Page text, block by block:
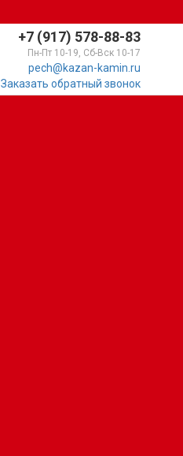
+7 (917) 578-88-83
Пн-Пт 10-19, Сб-Вск 10-17
pech@kazan-kamin.ru
Заказать обратный звонок